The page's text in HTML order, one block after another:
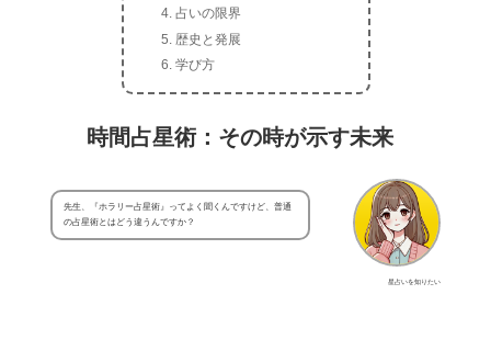
占いの限界
歴史と発展
学び方
時間占星術：その時が示す未来
星占いを知りたい
先生、『ホラリー占星術』ってよく聞くんですけど、普通
の占星術とはどう違うんですか？